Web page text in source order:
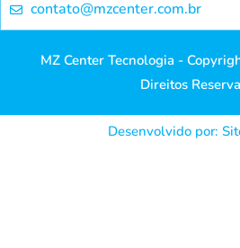
contato@mzcenter.com.br
MZ Center Tecnologia -
Direitos
Desenvolvido por: